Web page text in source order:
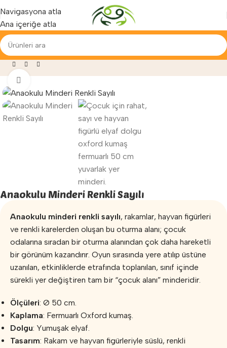
Navigasyona atla
Ana içeriğe atla
Yenilenen arayüzümüz ile hizmetinizdeyiz...
»Fizyoterapi ve Egzersiz
Anaokulu Minderi Renkli Sayılı
Anaokulu minderi renkli sayılı, rakamlar, hayvan figürleri
ve renkli karelerden oluşan bu oturma alanı; çocuk
odalarına sıradan bir oturma alanından çok daha hareketli
bir görünüm kazandırır. Oyun sırasında yere atılıp üstüne
uzanılan, etkinliklerde etrafında toplanılan, sınıf içinde
sürekli yer değiştiren tam bir “çocuk alanı” minderidir.
Ölçüleri: Ø 50 cm.
Kaplama: Fermuarlı Oxford kumaş.
Dolgu: Yumuşak elyaf.
Tasarım: Rakam ve hayvan figürleriyle süslü, renkli